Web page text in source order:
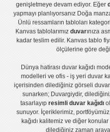
genişletmeye devam ediyor. Eğer
yapmayı planlıyorsanız Doğa
Ünlü ressamların tabloları
Kanvas tablolarımız duvarınıza
kadar teslim edilir. Kanvas tablo
ölçülerine göre
Dünya hatirası duvar kağıdı
modelleri ve ofis - iş yeri duvar
içerisinden dilediğiniz görseli duvar
sunarken; Duvargiydir,
tasarlayıp resimli duvar kağıdı
sunuyor. İçeriklerimiz,
kağıdı kalitemiz ve diğer
dilediğiniz zaman